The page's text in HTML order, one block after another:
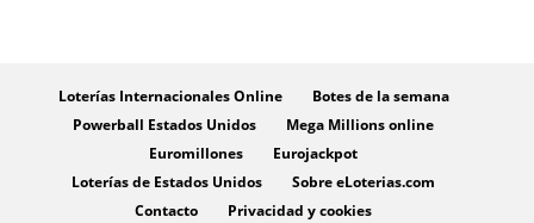
Loterías Internacionales Online
Botes de la semana
Powerball Estados Unidos
Mega Millions online
Euromillones
Eurojackpot
Loterías de Estados Unidos
Sobre eLoterias.com
Contacto
Privacidad y cookies